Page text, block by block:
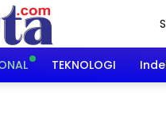
TEKNOLOGI